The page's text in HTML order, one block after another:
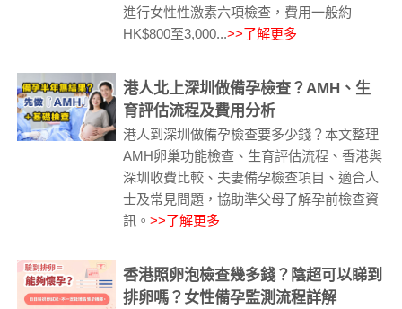
進行女性性激素六項檢查，費用一般約
HK$800至3,000...>>了解更多
港人北上深圳做備孕檢查？AMH、生
育評估流程及費用分析
港人到深圳做備孕檢查要多少錢？本文整理
AMH卵巢功能檢查、生育評估流程、香港與
深圳收費比較、夫妻備孕檢查項目、適合人
士及常見問題，協助準父母了解孕前檢查資
訊。>>了解更多
香港照卵泡檢查幾多錢？陰超可以睇到
排卵嗎？女性備孕監測流程詳解